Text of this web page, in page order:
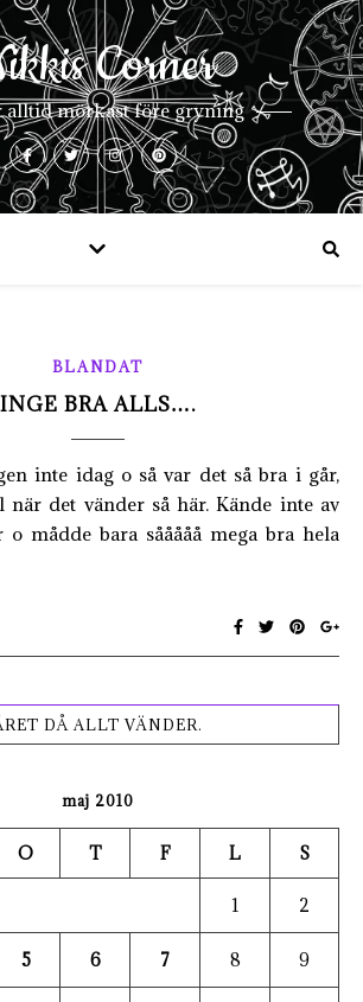
Corner
alltid mörkast före gryning
BLANDAT
INGE BRA ALLS….
det vänder så här. Kände inte av
mådde bara sååååå mega bra hela
DÅ ALLT VÄNDER.
maj 2010
O T F L S
1 2
5 6 7 8 9